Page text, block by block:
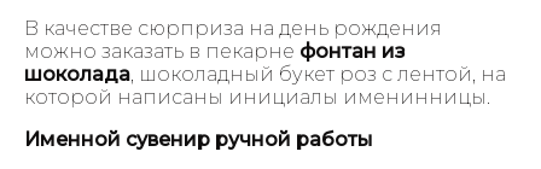
В качестве сюрприза на день рождения
можно заказать в пекарне фонтан из
шоколада, шоколадный букет роз с лентой, на
которой написаны инициалы именинницы.
Именной сувенир ручной работы